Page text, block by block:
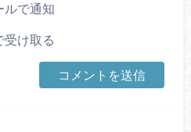
ルで通知
受け取る